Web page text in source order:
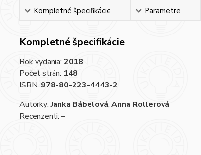
Kompletné špecifikácie Parametre
Kompletné špecifikácie
Rok vydania: 2018
Počet strán: 148
ISBN: 978-80-223-4443-2
Autorky:Janka Bábelová, Anna Rollerová
Recenzenti: –